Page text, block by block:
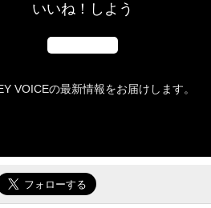
いいね！しよう
VOICEの最新情報をお届けします。